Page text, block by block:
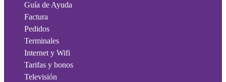
Guía de Ayuda
Factura
Pedidos
Terminales
Internet y Wifi
Tarifas y bonos
Televisión